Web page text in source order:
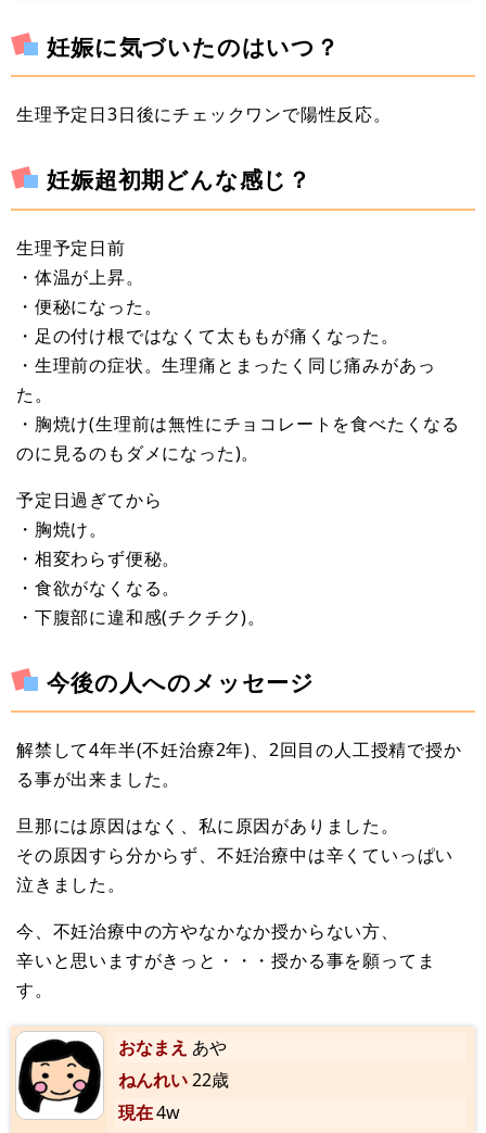
妊娠に気づいたのはいつ？
生理予定日3日後にチェックワンで陽性反応。
妊娠超初期どんな感じ？
生理予定日前
・体温が上昇。
・便秘になった。
・足の付け根ではなくて太ももが痛くなった。
・生理前の症状。生理痛とまったく同じ痛みがあっ
た。
・胸焼け(生理前は無性にチョコレートを食べたくなる
のに見るのもダメになった)。
予定日過ぎてから
・胸焼け。
・相変わらず便秘。
・食欲がなくなる。
・下腹部に違和感(チクチク)。
今後の人へのメッセージ
解禁して4年半(不妊治療2年)、2回目の人工授精で授か
る事が出来ました。
旦那には原因はなく、私に原因がありました。
その原因すら分からず、不妊治療中は辛くていっぱい
泣きました。
今、不妊治療中の方やなかなか授からない方、
辛いと思いますがきっと・・・授かる事を願ってま
す。
おなまえ あや
ねんれい22歳
現在4w